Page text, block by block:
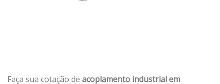
Faça sua cotação de acoplamento industrial em